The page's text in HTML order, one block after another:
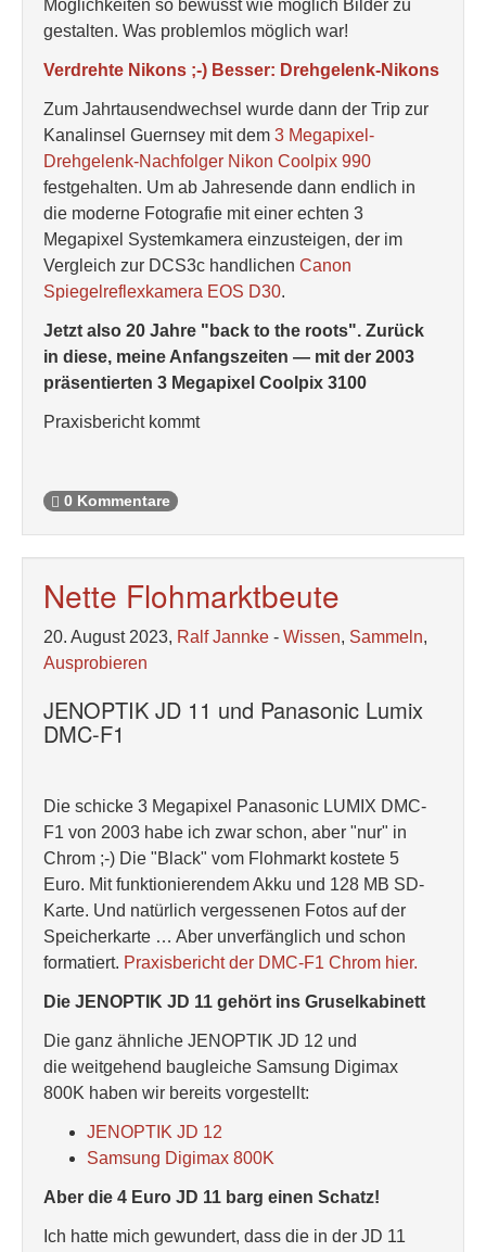
Möglichkeiten so bewusst wie möglich Bilder zu
gestalten. Was problemlos möglich war!
Verdrehte Nikons ;-) Besser: Drehgelenk-Nikons
Zum Jahrtausendwechsel wurde dann der Trip zur
Kanalinsel Guernsey mit dem 3 Megapixel-
Drehgelenk-Nachfolger Nikon Coolpix 990
festgehalten. Um ab Jahresende dann endlich in
die moderne Fotografie mit einer echten 3
Megapixel Systemkamera einzusteigen, der im
Vergleich zur DCS3c handlichen Canon
Spiegelreflexkamera EOS D30.
Jetzt also 20 Jahre "back to the roots". Zurück
in diese, meine Anfangszeiten — mit der 2003
präsentierten 3 Megapixel Coolpix 3100
Praxisbericht kommt
0 Kommentare
Nette Flohmarktbeute
20. August 2023, Ralf Jannke - Wissen, Sammeln,
Ausprobieren
JENOPTIK JD 11 und Panasonic Lumix
DMC-F1
Die schicke 3 Megapixel Panasonic LUMIX DMC-
F1 von 2003 habe ich zwar schon, aber "nur" in
Chrom ;-) Die "Black" vom Flohmarkt kostete 5
Euro. Mit funktionierendem Akku und 128 MB SD-
Karte. Und natürlich vergessenen Fotos auf der
Speicherkarte … Aber unverfänglich und schon
formatiert. Praxisbericht der DMC-F1 Chrom hier.
Die JENOPTIK JD 11 gehört ins Gruselkabinett
Die ganz ähnliche JENOPTIK JD 12 und
die weitgehend baugleiche Samsung Digimax
800K haben wir bereits vorgestellt:
JENOPTIK JD 12
Samsung Digimax 800K
Aber die 4 Euro JD 11 barg einen Schatz!
Ich hatte mich gewundert, dass die in der JD 11